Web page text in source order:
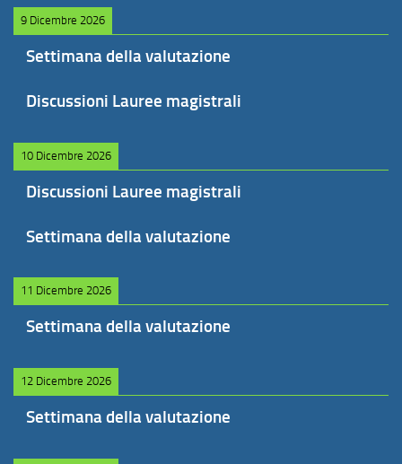
9 Dicembre 2026
Settimana della valutazione
Discussioni Lauree magistrali
10 Dicembre 2026
Discussioni Lauree magistrali
Settimana della valutazione
11 Dicembre 2026
Settimana della valutazione
12 Dicembre 2026
Settimana della valutazione